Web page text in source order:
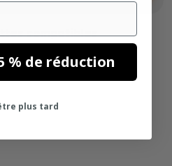
compatibles
% de réduction
plus tard